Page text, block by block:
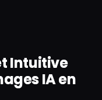
Intuitive
IA en